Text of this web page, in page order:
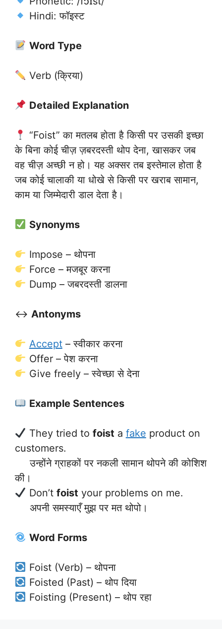
Hindi: फॉइस्ट
Word Type
Verb (क्रिया)
Detailed Explanation
“Foist” का मतलब होता है किसी पर उसकी इच्छा
के बिना कोई चीज़ ज़बरदस्ती थोप देना, खासकर जब
वह चीज़ अच्छी न हो। यह अक्सर तब इस्तेमाल होता है
जब कोई चालाकी या धोखे से किसी पर खराब सामान,
काम या जिम्मेदारी डाल देता है।
Synonyms
Impose – थोपना
Force – मजबूर करना
Dump – जबरदस्ती डालना
↔️ Antonyms
Accept– स्वीकार करना
Offer – पेश करना
Give freely – स्वेच्छा से देना
Example Sentences
They tried to foist a fake product on
customers.
उन्होंने ग्राहकों पर नकली सामान थोपने की कोशिश
की।
Don’t foist your problems on me.
अपनी समस्याएँ मुझ पर मत थोपो।
Word Forms
Foist (Verb) – थोपना
Foisted (Past) – थोप दिया
Foisting (Present) – थोप रहा